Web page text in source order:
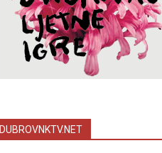
DUBROVNKTV.NET